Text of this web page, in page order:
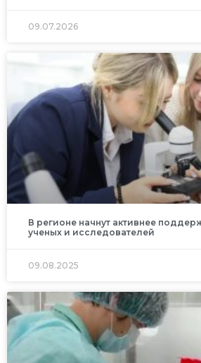
09.07.2026
В регионе начнут активнее
ученых и исследователей
09.08.2025